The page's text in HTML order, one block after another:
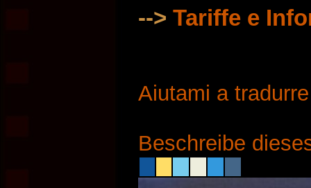
--> Tariffe e
Aiutami a
Beschreibe